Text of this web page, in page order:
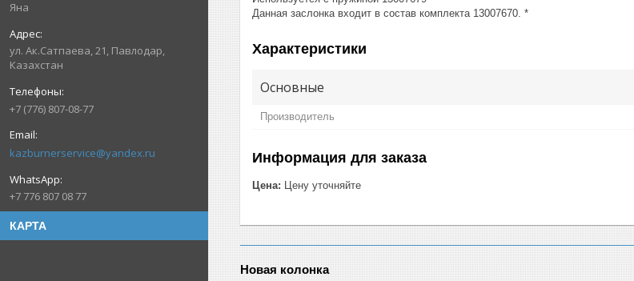
Яна
ул. Ак.Сатпаева, 21, Павлодар,
Казахстан
+7 (776) 807-08-77
kazburnerservice@yandex.ru
+7 776 807 08 77
КАРТА
Данная заслонка входит в состав комплекта 13007670. *
Характеристики
Основные
Производитель
Информация для заказа
Цена: Цену уточняйте
Новая колонка